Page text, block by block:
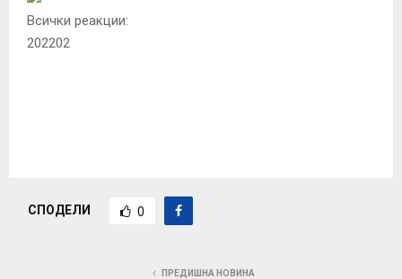
Всички реакции:
202202
СПОДЕЛИ 0
ПРЕДИШНА НОВИНА